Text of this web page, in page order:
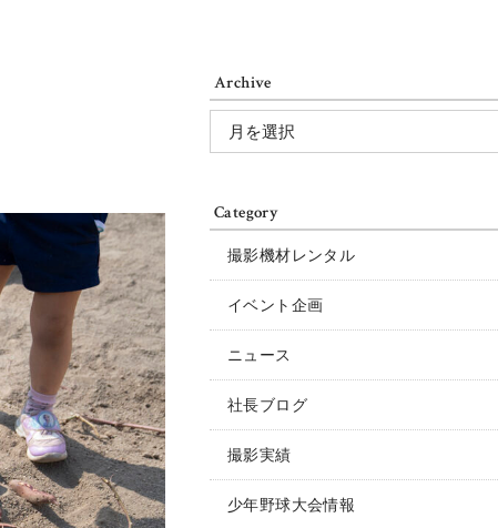
Archive
Category
撮影機材レンタル
イベント企画
ニュース
社長ブログ
撮影実績
少年野球大会情報